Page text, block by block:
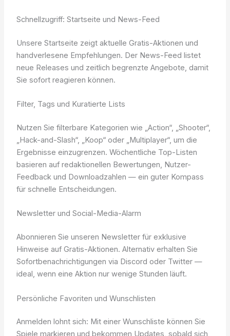
Schnellzugriff: Startseite und News-Feed
Unsere Startseite zeigt aktuelle Gratis-Aktionen und
handverlesene Empfehlungen. Der News-Feed listet
neue Releases und zeitlich begrenzte Angebote, damit
Sie sofort reagieren können.
Filter, Tags und Kuratierte Lists
Nutzen Sie filterbare Kategorien wie „Action“, „Shooter“,
„Hack-and-Slash“, „Koop“ oder „Multiplayer“, um die
Ergebnisse einzugrenzen. Wöchentliche Top-Listen
basieren auf redaktionellen Bewertungen, Nutzer-
Feedback und Downloadzahlen — ein guter Kompass
für schnelle Entscheidungen.
Newsletter und Social-Media-Alarm
Abonnieren Sie unseren Newsletter für exklusive
Hinweise auf Gratis-Aktionen. Alternativ erhalten Sie
Sofortbenachrichtigungen via Discord oder Twitter —
ideal, wenn eine Aktion nur wenige Stunden läuft.
Persönliche Favoriten und Wunschlisten
Anmelden lohnt sich: Mit einer Wunschliste können Sie
Spiele markieren und bekommen Updates, sobald sich